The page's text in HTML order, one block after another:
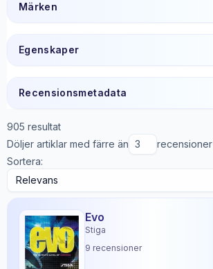
Märken
Egenskaper
Recensionsmetadata
905 resultat
Döljer artiklar med färre än
recensioner
Sortera:
Evo
Stiga
9 recensioner